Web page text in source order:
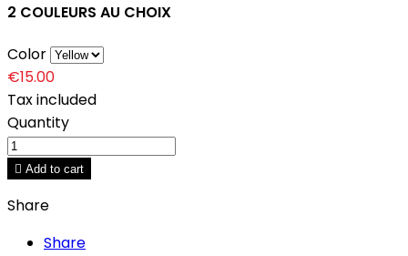
2 COULEURS AU CHOIX
Color
€15.00
Tax included
Quantity
 Add to cart
Share
Share